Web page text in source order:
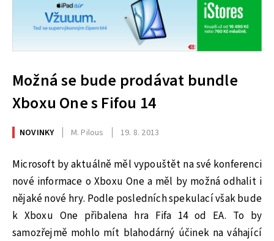
Možná se bude prodávat bundle
Xboxu One s Fifou 14
NOVINKY M. Pilous 19. 8. 2013
Microsoft by aktuálně měl vypouštět na své konferenci
nové informace o Xboxu One a měl by možná odhalit i
nějaké nové hry. Podle posledních spekulací však bude
k Xboxu One přibalena hra Fifa 14 od EA. To by
samozřejmě mohlo mít blahodárný účinek na váhající